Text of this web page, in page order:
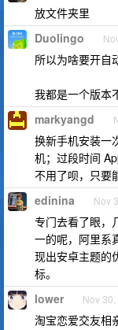
放文件夹里
Duolingo
所以为啥要开自
我都是一个版本
markyangd
换新手机安装一
机；过段时间
不用了呗，只要
edinina Nov
专门去看了眼，
一的呢，阿里系
现出安卓主题的
标。
lower Nov 30,
淘宝恋爱交友相